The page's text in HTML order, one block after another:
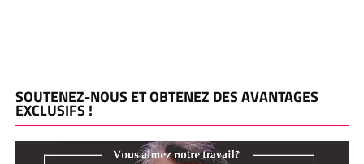
SOUTENEZ-NOUS ET OBTENEZ DES AVANTAGES
EXCLUSIFS !